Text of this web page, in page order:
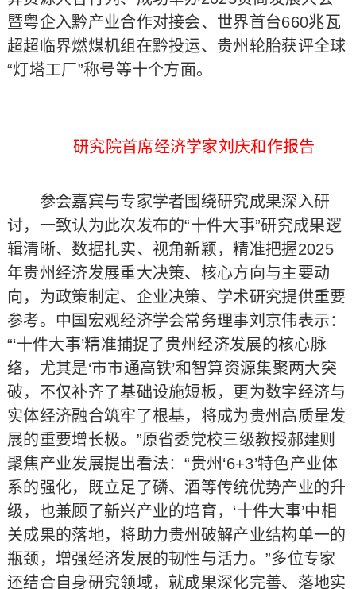
暨粤企入黔产业合作对接会、世界首台660兆瓦
超超临界燃煤机组在黔投运、贵州轮胎获评全球
“灯塔工厂”称号等十个方面。
研究院首席经济学家刘庆和作报告
参会嘉宾与专家学者围绕研究成果深入研
讨，一致认为此次发布的“十件大事”研究成果逻
辑清晰、数据扎实、视角新颖，精准把握2025
年贵州经济发展重大决策、核心方向与主要动
向，为政策制定、企业决策、学术研究提供重要
参考。中国宏观经济学会常务理事刘京伟表示：
“‘十件大事’精准捕捉了贵州经济发展的核心脉
络，尤其是‘市市通高铁’和智算资源集聚两大突
破，不仅补齐了基础设施短板，更为数字经济与
实体经济融合筑牢了根基，将成为贵州高质量发
展的重要增长极。”原省委党校三级教授郝建则
聚焦产业发展提出看法：“贵州‘6+3’特色产业体
系的强化，既立足了磷、酒等传统优势产业的升
级，也兼顾了新兴产业的培育，‘十件大事’中相
关成果的落地，将助力贵州破解产业结构单一的
瓶颈，增强经济发展的韧性与活力。”多位专家
还结合自身研究领域，就成果深化完善、落地实